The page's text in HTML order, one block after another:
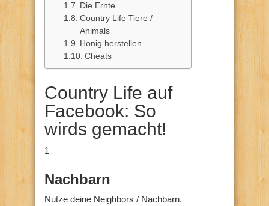
Die Ernte
Country Life Tiere /
Animals
Honig herstellen
Cheats
Country Life auf
Facebook: So
wirds gemacht!
1
Nachbarn
Nutze deine Neighbors / Nachbarn.